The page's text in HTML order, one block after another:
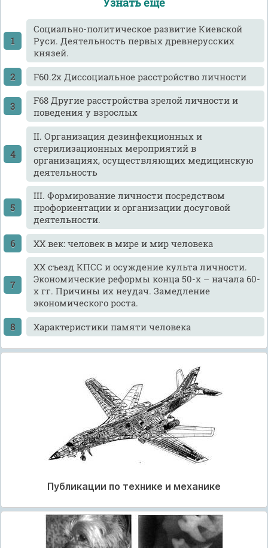
Cоциально-политическое развитие Киевской
Руси. Деятельность первых древнерусских
князей.
F60.2х Диссоциальное расстройство личности
F68 Другие расстройства зрелой личности и
поведения у взрослых
II. Организация дезинфекционных и
стерилизационных мероприятий в
организациях, осуществляющих медицинскую
деятельность
III. Формирование личности посредством
профориентации и организации досуговой
деятельности.
XX век: человек в мире и мир человека
XX съезд КПСС и осуждение культа личности.
Экономические реформы конца 50-х – начала 60-
х гг. Причины их неудач. Замедление
экономического роста.
Xарактеристики памяти человека
Публикации по технике и механике